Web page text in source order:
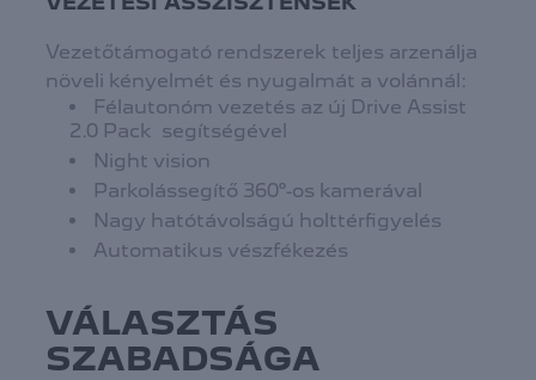
Vezetőtámogató rendszerek teljes arzenálja
növeli kényelmét és nyugalmát a volánnál:
Félautonóm vezetés az új Drive Assist
2.0 Pack segítségével
Night vision
Parkolássegítő 360°-os kamerával
Nagy hatótávolságú holttérfigyelés
Automatikus vészfékezés
VÁLASZTÁS
SZABADSÁGA